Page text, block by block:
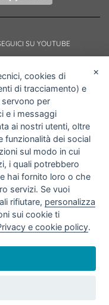
SU YOUTUBE
ACCESS KEY
PRIVACY POLICY
PRIVACY E
COOKIE
cookies di
di tracciamento) e
per
e i messaggi
ai nostri utenti, oltre
funzionalità dei social
sul modo in cui
i quali potrebbero
hai fornito loro o che
servizi. Se vuoi
rifiutare, personalizza
sui cookie ti
e cookie policy.
×